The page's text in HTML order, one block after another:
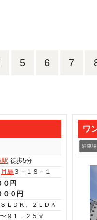
5 6 7
駅 徒歩5分
月島 ３－１８－１
０円
００円
ＬＤＫ、２ＬＤＫ、２ＳＬＤＫ
９１．２５㎡
ワ
駐車